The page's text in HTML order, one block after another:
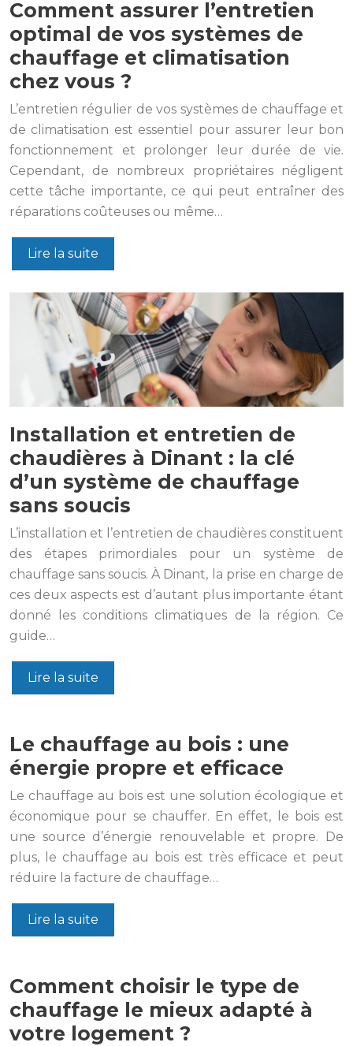
Comment assurer l’entretien
optimal de vos systèmes de
chauffage et climatisation
chez vous ?
L’entretien régulier de vos systèmes de chauffage et
de climatisation est essentiel pour assurer leur bon
fonctionnement et prolonger leur durée de vie.
Cependant, de nombreux propriétaires négligent
cette tâche importante, ce qui peut entraîner des
réparations coûteuses ou même…
Lire la suite
Installation et entretien de
chaudières à Dinant : la clé
d’un système de chauffage
sans soucis
L’installation et l’entretien de chaudières constituent
des étapes primordiales pour un système de
chauffage sans soucis. À Dinant, la prise en charge de
ces deux aspects est d’autant plus importante étant
donné les conditions climatiques de la région. Ce
guide…
Lire la suite
Le chauffage au bois : une
énergie propre et efficace
Le chauffage au bois est une solution écologique et
économique pour se chauffer. En effet, le bois est
une source d’énergie renouvelable et propre. De
plus, le chauffage au bois est très efficace et peut
réduire la facture de chauffage…
Lire la suite
Comment choisir le type de
chauffage le mieux adapté à
votre logement ?